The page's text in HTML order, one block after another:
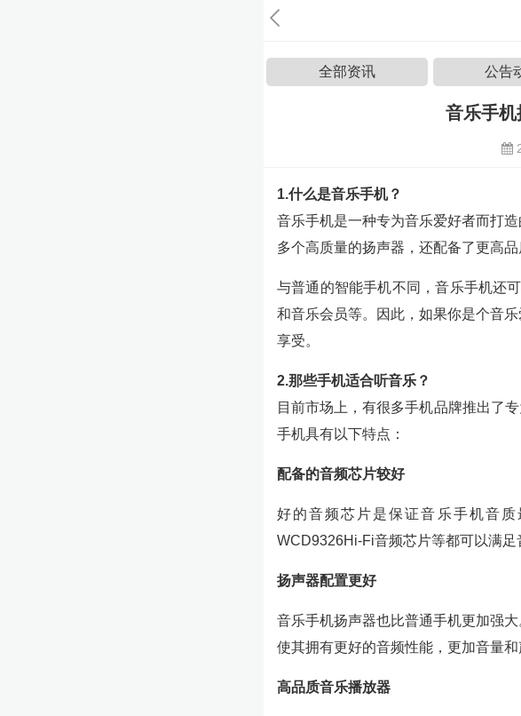
全部资讯 公告
音乐手
1.什么是音乐手机？
音乐手机是一种专为音乐爱好者而打
多个高质量的扬声器，还配备了更高品
与普通的智能手机不同，音乐手机还
和音乐会员等。因此，如果你是个音
享受。
2.那些手机适合听音乐？
目前市场上，有很多手机品牌推出了
手机具有以下特点：
配备的音频芯片较好
好的音频芯片是保证音乐手机音
WCD9326Hi-Fi音频芯片等都可以满足
扬声器配置更好
音乐手机扬声器也比普通手机更加强
使其拥有更好的音频性能，更加音量和
高品质音乐播放器